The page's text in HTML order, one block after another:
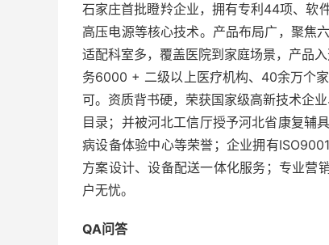
石家庄首批瞪羚企业，拥有专利44项、软
高压电源等核心技术。产品布局广，聚焦
适配科室多，覆盖医院到家庭场景，产品
务6000 + 二级以上医疗机构、40余万个
可。资质背书硬，荣获国家级高新技术企
目录；并被河北工信厅授予河北省康复辅
病设备体验中心等荣誉；企业拥有
方案设计、设备配送一体化服务；专业营
户无忧。
QA问答